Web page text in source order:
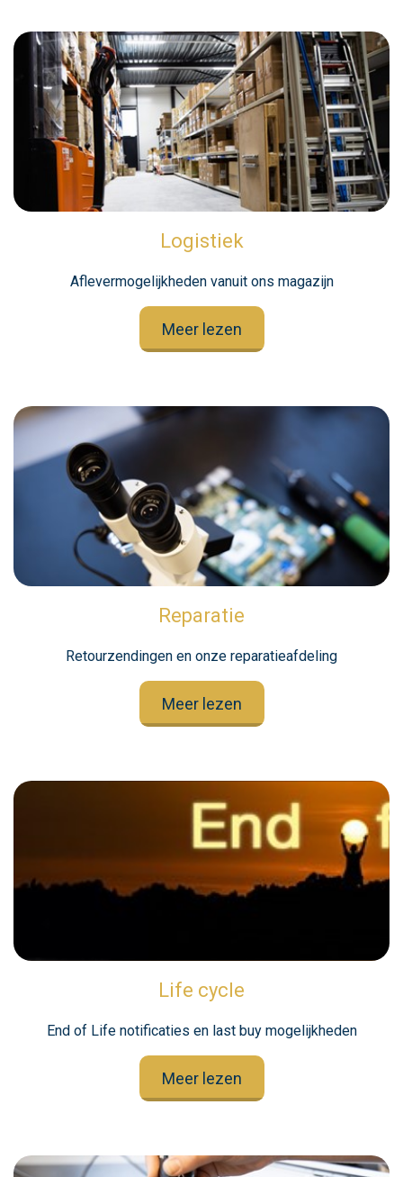
Logistiek
Aflevermogelijkheden vanuit ons magazijn
Meer lezen
Reparatie
Retourzendingen en onze reparatieafdeling
Meer lezen
Life cycle
End of Life notificaties en last buy mogelijkheden
Meer lezen